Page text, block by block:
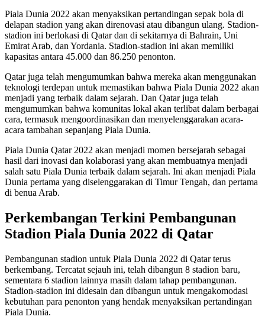
Piala Dunia 2022 akan menyaksikan pertandingan sepak bola di
delapan stadion yang akan direnovasi atau dibangun ulang. Stadion-
stadion ini berlokasi di Qatar dan di sekitarnya di Bahrain, Uni
Emirat Arab, dan Yordania. Stadion-stadion ini akan memiliki
kapasitas antara 45.000 dan 86.250 penonton.
Qatar juga telah mengumumkan bahwa mereka akan menggunakan
teknologi terdepan untuk memastikan bahwa Piala Dunia 2022 akan
menjadi yang terbaik dalam sejarah. Dan Qatar juga telah
mengumumkan bahwa komunitas lokal akan terlibat dalam berbagai
cara, termasuk mengoordinasikan dan menyelenggarakan acara-
acara tambahan sepanjang Piala Dunia.
Piala Dunia Qatar 2022 akan menjadi momen bersejarah sebagai
hasil dari inovasi dan kolaborasi yang akan membuatnya menjadi
salah satu Piala Dunia terbaik dalam sejarah. Ini akan menjadi Piala
Dunia pertama yang diselenggarakan di Timur Tengah, dan pertama
di benua Arab.
Perkembangan Terkini Pembangunan
Stadion Piala Dunia 2022 di Qatar
Pembangunan stadion untuk Piala Dunia 2022 di Qatar terus
berkembang. Tercatat sejauh ini, telah dibangun 8 stadion baru,
sementara 6 stadion lainnya masih dalam tahap pembangunan.
Stadion-stadion ini didesain dan dibangun untuk mengakomodasi
kebutuhan para penonton yang hendak menyaksikan pertandingan
Piala Dunia.